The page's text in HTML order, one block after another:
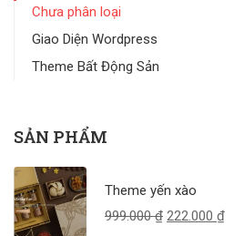
Chưa phân loại
Giao Diện Wordpress
Theme Bất Động Sản
SẢN PHẨM
Theme yến xào
999.000₫ 222.000 ₫